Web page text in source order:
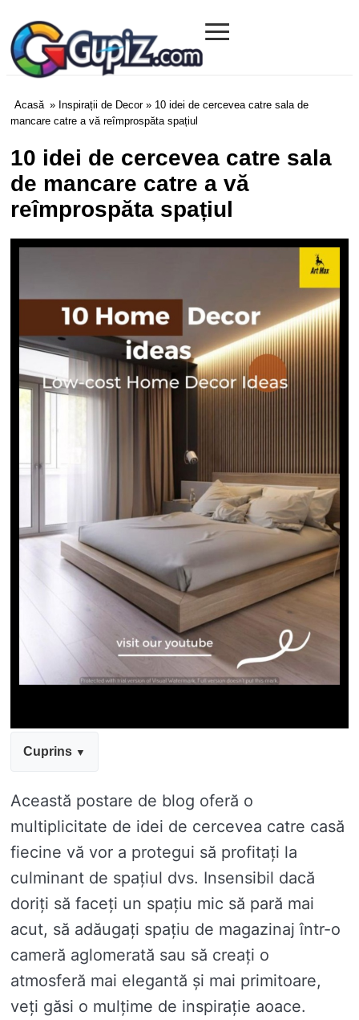
Gupiz.com
≡
Acasă » Inspirații de Decor» 10 idei de cercevea catre sala de
mancare catre a vă reîmprospăta spațiul
10 idei de cercevea catre sala
de mancare catre a vă
reîmprospăta spațiul
Cuprins
Această postare de blog oferă o
multiplicitate de idei de cercevea catre casă
fiecine vă vor a protegui să profitați la
culminant de spațiul dvs. Insensibil dacă
doriți să faceți un spațiu mic să pară mai
acut, să adăugați spațiu de magazinaj într-o
cameră aglomerată sau să creați o
atmosferă mai elegantă și mai primitoare,
veți găsi o mulțime de inspirație aoace.